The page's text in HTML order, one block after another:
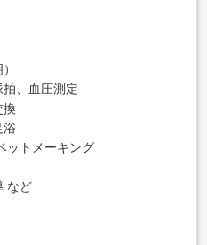
拍、血圧測定
換
浴
ットメーキング
など